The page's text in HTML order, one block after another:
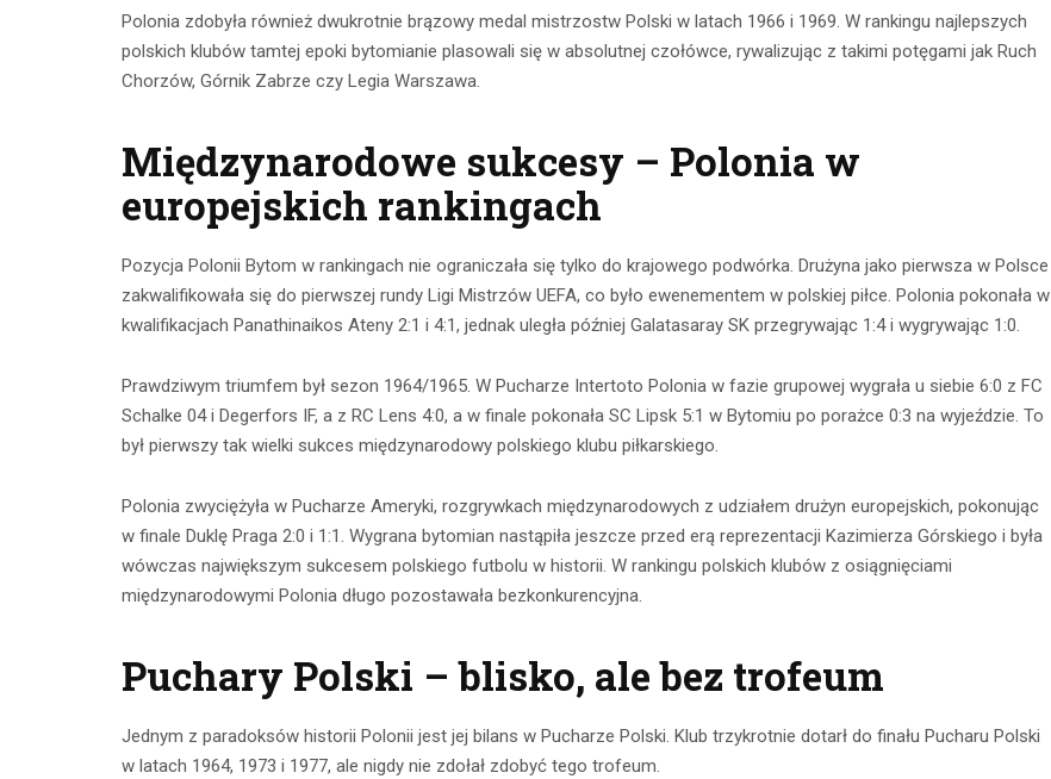
Polonia zdobyła również dwukrotnie brązowy medal mistrzostw Polski w latach 1966 i 1969. W rankingu najlepszych
polskich klubów tamtej epoki bytomianie plasowali się w absolutnej czołówce, rywalizując z takimi potęgami jak Ruch
Chorzów, Górnik Zabrze czy Legia Warszawa.
Międzynarodowe sukcesy – Polonia w
europejskich rankingach
Pozycja Polonii Bytom w rankingach nie ograniczała się tylko do krajowego podwórka. Drużyna jako pierwsza w Polsce
zakwalifikowała się do pierwszej rundy Ligi Mistrzów UEFA, co było ewenementem w polskiej piłce. Polonia pokonała w
kwalifikacjach Panathinaikos Ateny 2:1 i 4:1, jednak uległa później Galatasaray SK przegrywając 1:4 i wygrywając 1:0.
Prawdziwym triumfem był sezon 1964/1965. W Pucharze Intertoto Polonia w fazie grupowej wygrała u siebie 6:0 z FC
Schalke 04 i Degerfors IF, a z RC Lens 4:0, a w finale pokonała SC Lipsk 5:1 w Bytomiu po porażce 0:3 na wyjeździe. To
był pierwszy tak wielki sukces międzynarodowy polskiego klubu piłkarskiego.
Polonia zwyciężyła w Pucharze Ameryki, rozgrywkach międzynarodowych z udziałem drużyn europejskich, pokonując
w finale Duklę Praga 2:0 i 1:1. Wygrana bytomian nastąpiła jeszcze przed erą reprezentacji Kazimierza Górskiego i była
wówczas największym sukcesem polskiego futbolu w historii. W rankingu polskich klubów z osiągnięciami
międzynarodowymi Polonia długo pozostawała bezkonkurencyjna.
Puchary Polski – blisko, ale bez trofeum
Jednym z paradoksów historii Polonii jest jej bilans w Pucharze Polski. Klub trzykrotnie dotarł do finału Pucharu Polski
w latach 1964, 1973 i 1977, ale nigdy nie zdołał zdobyć tego trofeum.